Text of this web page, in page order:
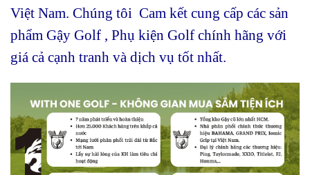
Việt Nam. Chúng tôi Cam kết cung cấp các sản
phẩm Gậy Golf , Phụ kiện Golf chính hãng với
giá cả cạnh tranh và dịch vụ tốt nhất.